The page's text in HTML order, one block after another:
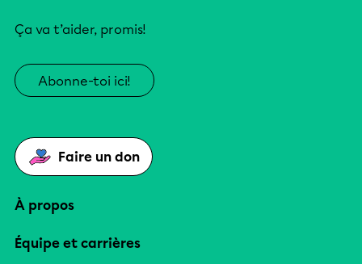
Ça va t’aider, promis!
Abonne-toi ici!
Faire un don
À propos
Équipe et carrières